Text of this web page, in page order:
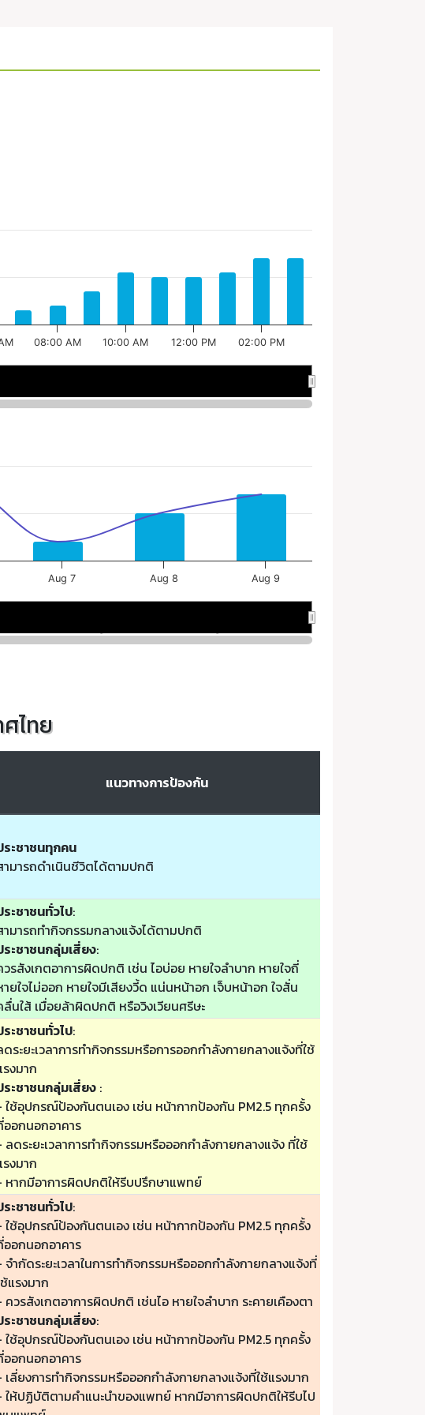
ไทย
แนวทางการป้องกัน
ระชาชนทุกคน
ามารถดำเนินชีวิตได้ตามปกติ
ระชาชนทั่วไป:
ามารถทำกิจกรรมกลางแจ้งได้ตามปกติ
ระชาชนกลุ่มเสี่ยง:
วรสังเกตอาการผิดปกติ เช่น ไอบ่อย หายใจลำบาก หายใจถี่
ายใจไม่ออก หายใจมีเสียงวี้ด แน่นหน้าอก เจ็บหน้าอก ใจสั่น
ลื่นใส้ เมื่อยล้าผิดปกติ หรือวิงเวียนศรีษะ
ระชาชนทั่วไป:
ดระยะเวลาการทำกิจกรรมหรือการออกกำลังกายกลางแจ้งที่ใช้
รงมาก
ระชาชนกลุ่มเสี่ยง :
ใช้อุปกรณ์ป้องกันตนเอง เช่น หน้ากากป้องกัน PM2.5 ทุกครั้ง
ออกนอกอาคาร
ลดระยะเวลาการทำกิจกรรมหรือออกกำลังกายกลางแจ้ง ที่ใช้
รงมาก
หากมีอาการผิดปกติให้รีบปรึกษาแพทย์
ระชาชนทั่วไป:
ใช้อุปกรณ์ป้องกันตนเอง เช่น หน้ากากป้องกัน PM2.5 ทุกครั้ง
ออกนอกอาคาร
จำกัดระยะเวลาในการทำกิจกรรมหรือออกกำลังกายกลางแจ้งที่
แรงมาก
ควรสังเกตอาการผิดปกติ เช่นไอ หายใจลำบาก ระคายเคืองตา
ระชาชนกลุ่มเสี่ยง:
ใช้อุปกรณ์ป้องกันตนเอง เช่น หน้ากากป้องกัน PM2.5 ทุกครั้ง
ออกนอกอาคาร
เลี่ยงการทำกิจกรรมหรือออกกำลังกายกลางแจ้งที่ใช้แรงมาก
ให้ปฏิบัติตามคำแนะนำของแพทย์ หากมีอาการผิดปกติให้รีบไป